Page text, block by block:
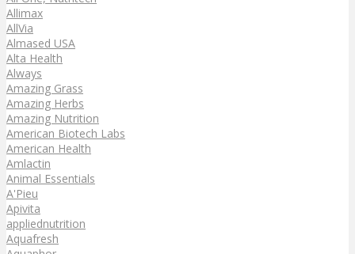
Allimax
AllVia
Almased USA
Alta Health
Always
Amazing Grass
Amazing Herbs
Amazing Nutrition
American Biotech Labs
American Health
Amlactin
Animal Essentials
A'Pieu
Apivita
appliednutrition
Aquafresh